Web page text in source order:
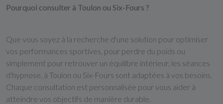
Pourquoi consulter à Toulon ou Six-Fours ?
Que vous soyez à la recherche d'une solution pour optimiser
vos performances sportives, pour perdre du poids ou
simplement pour retrouver un équilibre intérieur, les séances
d'hypnose, à Toulon ou Six-Fours sont adaptées à vos besoins.
Chaque consultation est personnalisée pour vous aider à
atteindre vos objectifs de manière durable.